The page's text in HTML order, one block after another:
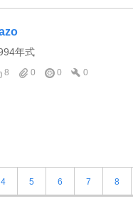
年式
8 0 0 0
4 5 6 7 8